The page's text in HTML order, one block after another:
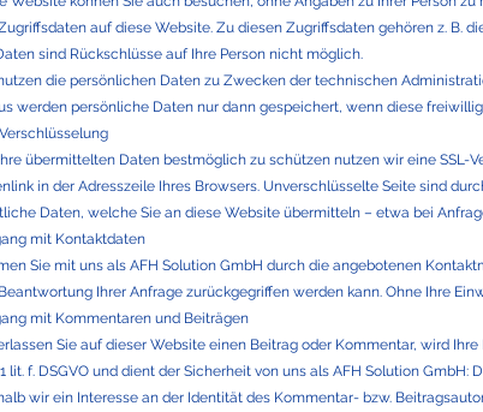
auf diese Website. Zu diesen Zugriffsdaten gehören z. B.
sind Rückschlüsse auf Ihre Person nicht möglich.
die persönlichen Daten zu Zwecken der technischen
werden persönliche Daten nur dann gespeichert, wenn diese
übermittelten Daten bestmöglich zu schützen nutzen wir eine SSL-
in der Adresszeile Ihres Browsers. Unverschlüsselte Seite sind
Daten, welche Sie an diese Website übermitteln – etwa bei
mit Kontaktdaten
Sie mit uns als AFH Solution GmbH durch die angebotenen
Ihrer Anfrage zurückgegriffen werden kann. Ohne Ihre
mit Kommentaren und Beiträgen
Sie auf dieser Website einen Beitrag oder Kommentar, wird
lit. f. DSGVO und dient der Sicherheit von uns als AFH Solution
wir ein Interesse an der Identität des Kommentar- bzw.